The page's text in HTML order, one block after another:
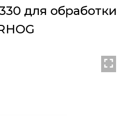
для обработки